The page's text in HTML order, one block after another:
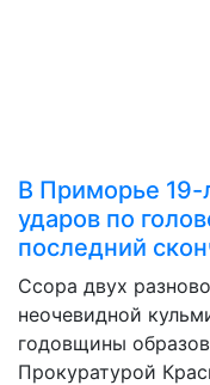
В Приморье 19-
ударов по
последний
Ссора двух
неочевидной
годовщины
Прокуратурой